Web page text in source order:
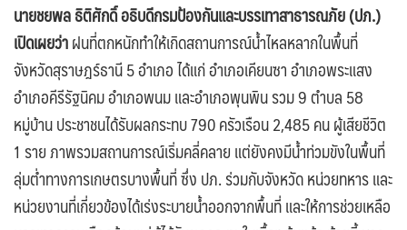
นายชยพล ธิติศักดิ์ อธิบดีกรมป้องกันและบรรเทาสาธารณภัย (ปภ.)
เปิดเผยว่าฝนที่ตกหนักทำให้เกิดสถานการณ์น้ำไหลหลากในพื้นที่
จังหวัดสุราษฎร์ธานี 5 อำเภอ ได้แก่ อำเภอเคียนซา อำเภอพระแสง
อำเภอคีรีรัฐนิคม อำเภอพนม และอำเภอพุนพิน รวม 9 ตำบล 58
หมู่บ้าน ประชาชนได้รับผลกระทบ 790 ครัวเรือน 2,485 คน ผู้เสียชีวิต
1 ราย ภาพรวมสถานการณ์เริ่มคลี่คลาย แต่ยังคงมีน้ำท่วมขังในพื้นที่
ลุ่มต่ำทางการเกษตรบางพื้นที่ ซึ่ง ปภ. ร่วมกับจังหวัด หน่วยทหาร และ
หน่วยงานที่เกี่ยวข้องได้เร่งระบายน้ำออกจากพื้นที่ และให้การช่วยเหลือ